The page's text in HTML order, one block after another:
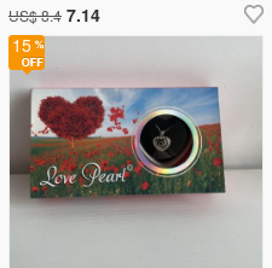
15
US$ 8.4 7.14